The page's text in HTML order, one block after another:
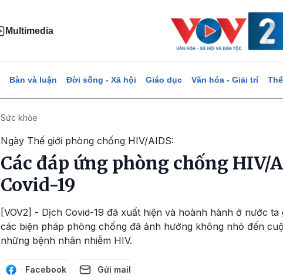
Multimedia
Bàn và luận Đời sống - Xã hội Giáo dục Văn hóa - Giải trí
Sức khỏe
Ngày Thế giới phòng chống HIV/AIDS:
Các đáp ứng phòng chống HIV/
Covid-19
[VOV2] - Dịch Covid-19 đã xuất hiện và hoành hành ở nước
các biện pháp phòng chống đã ảnh hưởng không nhỏ đến
những bệnh nhân nhiễm HIV.
Facebook Gửi mail